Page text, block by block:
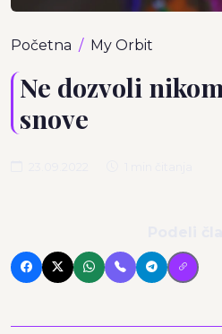
Početna My Orbit
Ne dozvoli
snove